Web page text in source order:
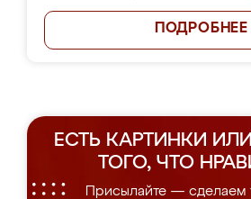
ПОДРОБНЕЕ
ЕСТЬ КАРТИНКИ
ТОГО, ЧТО
Присылайте — сделаем